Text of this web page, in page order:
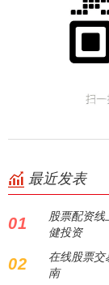
最近发表
01
股票配资
健投资
02
在线股票
南